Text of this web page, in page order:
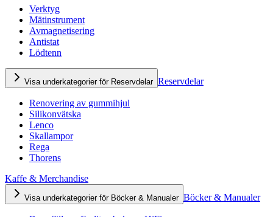
Verktyg
Mätinstrument
Avmagnetisering
Antistat
Lödtenn
Visa underkategorier för Reservdelar Reservdelar
Renovering av gummihjul
Silikonvätska
Lenco
Skallampor
Rega
Thorens
Kaffe & Merchandise
Visa underkategorier för Böcker & Manualer Böcker & Manualer